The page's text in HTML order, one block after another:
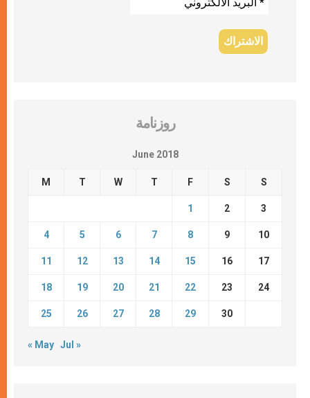
روزنامة
June 2018
M T W T F S S
1 2 3
4 5 6 7 8 9 10
11 12 13 14 15 16 17
18 19 20 21 22 23 24
25 26 27 28 29 30
« May Jul »